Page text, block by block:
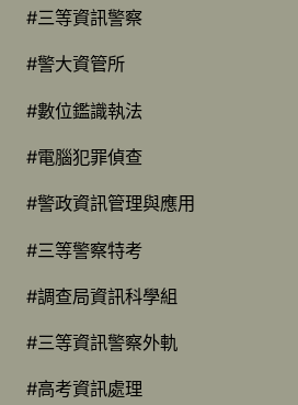
#三等資訊警察
#警大資管所
#數位鑑識執法
#電腦犯罪偵查
#警政資訊管理與應用
#三等警察特考
#調查局資訊科學組
#三等資訊警察外軌
#高考資訊處理